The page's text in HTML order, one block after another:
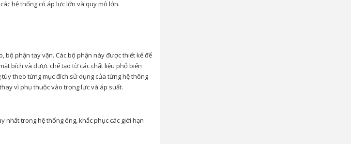
hệ thống có áp lực lớn và quy mô lớn.
bộ phận tay vặn. Các bộ phận này được thiết kế để
bích và được chế tạo từ các chất liệu phổ biến
theo từng mục đích sử dụng của từng hệ thống
vì phụ thuộc vào trọng lực và áp suất.
nhất trong hệ thống ống, khắc phục các giới hạn